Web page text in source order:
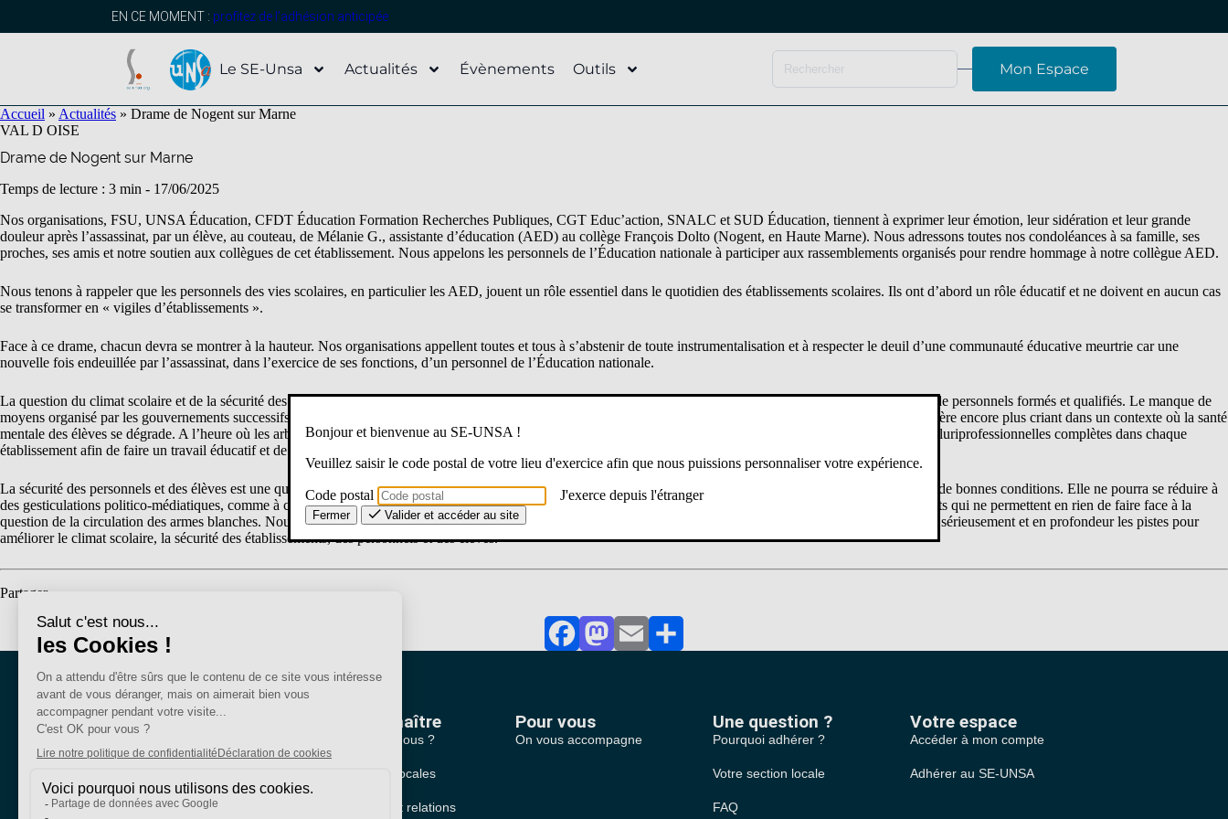
EN CE MOMENT : profitez de l’adhésion anticipée
Le SE-Unsa Actualités Évènements Outils Mon Espace
Accueil » Actualités » Drame de Nogent sur Marne
VAL D OISE
Drame de Nogent sur Marne
Temps de lecture : 3 min - 17/06/2025
Nos organisations, FSU, UNSA Éducation, CFDT Éducation Formation Recherches Publiques, CGT Educ’action, SNALC et SUD Éducation, tiennent à exprimer leur émotion, leur sidération et leur grande
douleur après l’assassinat, par un élève, au couteau, de Mélanie G., assistante d’éducation (AED) au collège François Dolto (Nogent, en Haute Marne). Nous adressons toutes nos condoléances à sa famille, ses
proches, ses amis et notre soutien aux collègues de cet établissement. Nous appelons les personnels de l’Éducation nationale à participer aux rassemblements organisés pour rendre hommage à notre collègue AED.
Nous tenons à rappeler que les personnels des vies scolaires, en particulier les AED, jouent un rôle essentiel dans le quotidien des établissements scolaires. Ils ont d’abord un rôle éducatif et ne doivent en aucun cas
se transformer en « vigiles d’établissements ».
Face à ce drame, chacun devra se montrer à la hauteur. Nos organisations appellent toutes et tous à s’abstenir de toute instrumentalisation et à respecter le deuil d’une communauté éducative meurtrie car une
nouvelle fois endeuillée par l’assassinat, dans l’exercice de ses fonctions, d’un personnel de l’Éducation nationale.
La question du climat scolaire et de la sécurité des écoles, des collèges, des lycées, des personnels et des élèves nécessite notamment, et en premier lieu, davantage de personnels formés et qualifiés. Le manque de
moyens organisé par les gouvernements successifs en terme de personnels a dégradé les conditions d’encadrement et de prise en charge des élèves. Ce manque s’avère encore plus criant dans un contexte où la santé
mentale des élèves se dégrade. A l’heure où les arbitrages budgétaires pour 2026 doivent être rendus, nous réaffirmons l’urgence et l’impératif d’avoir des équipes pluriprofessionnelles complètes dans chaque
établissement afin de faire un travail éducatif et de prévention efficace.
La sécurité des personnels et des élèves est une question complexe mais indispensable à traiter afin que nos collègues et les élèves puissent travailler et étudier dans de bonnes conditions. Elle ne pourra se réduire à
des gesticulations politico-médiatiques, comme à chaque drame, à l’instar de l’annonce, tant de fois répétée, de l’installation de portiques à l’entrée des établissements qui ne permettent en rien de faire face à la
question de la circulation des armes blanches. Nous demandons à ce qu’une multilatérale, en présence de la ministre d’État, soit rapidement organisée afin d’étudier sérieusement et en profondeur les pistes pour
améliorer le climat scolaire, la sécurité des établissements, des personnels et des élèves.
Partager
FacebookMastodon
EmailPartager
Bien plus qu'un
Nous connaître
Qui sommes-nous ?
Nos sections locales
Partenariats et relations
Pour vous
On vous accompagne
Une question ?
Pourquoi adhérer ?
Votre section locale
FAQ
Votre espace
Accéder à mon compte
Adhérer au SE-UNSA
Bonjour et bienvenue au SE-UNSA !
Veuillez saisir le code postal de votre lieu d'exercice afin que nous puissions personnaliser votre expérience.
Code postal J'exerce depuis l'étranger
Fermer Valider et accéder au site